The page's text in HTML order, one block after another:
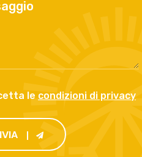
le condizioni di privacy